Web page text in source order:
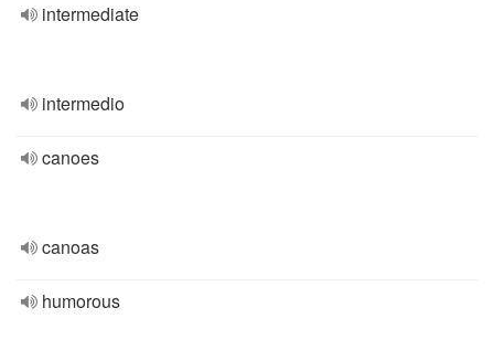
intermediate
intermedio
canoes
canoas
humorous